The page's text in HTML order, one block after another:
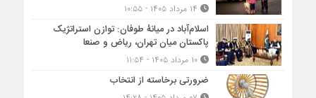
اسلام‌آباد در میانۀ طوفان: توازن استراتژیک
پاکستان میان تهران، ریاض و صنعا
۱۰ مرداد ۱۴۰۵ - ۱۱:۵۴
ضرورتی برخاسته از انتخاب